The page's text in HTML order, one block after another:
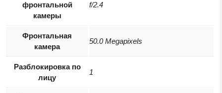
фронтальной
камеры
f/2.4
Фронтальная
камера
50.0 Megapixels
Разблокировка по
лицу
1